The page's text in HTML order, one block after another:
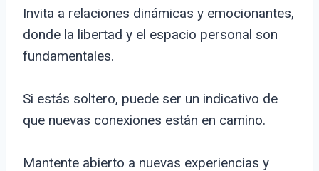
Invita a relaciones dinámicas y emocionantes,
donde la libertad y el espacio personal son
fundamentales.
Si estás soltero, puede ser un indicativo de
que nuevas conexiones están en camino.
Mantente abierto a nuevas experiencias y